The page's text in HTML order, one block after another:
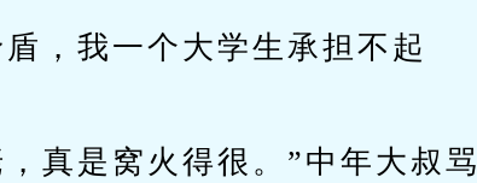
，我一个大学生承担不起
真是窝火得很。”中年大叔骂